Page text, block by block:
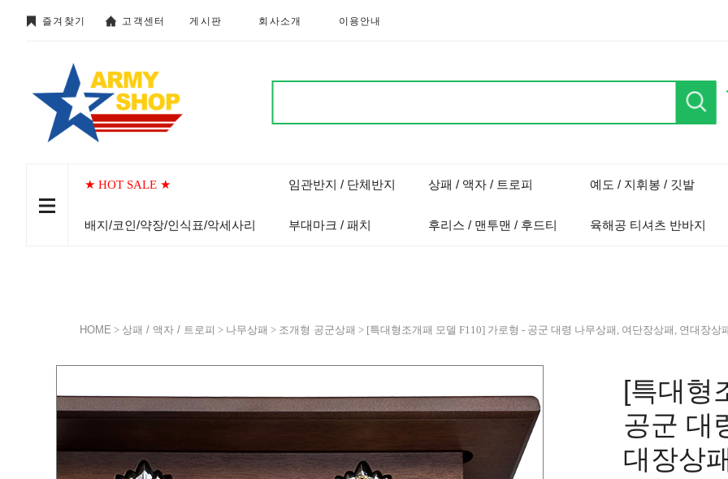
즐겨찾기 고객센터 게시판 회사소개 이용안내
★ HOT SALE ★
배지/코인/약장/인식표/악세사리
임관반지 / 단체반지
부대마크 / 패치
상패 / 액자 / 트로피
후리스 / 맨투맨 / 후드티
예도 / 지휘봉 / 깃발
육해공 티셔츠 반바지
HOME > 상패 / 액자 / 트로피 > 나무상패 > 조개형 공군상패 > [특대형조개패 모델 F110] 가로형 - 공군 대령 나무상패, 여단장상패, 연대장
[특대형
공군 대
대장상